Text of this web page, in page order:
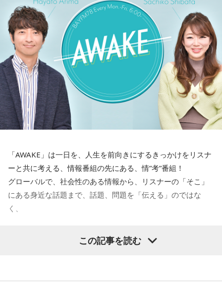
という政策を支持しますというのが総論なわけです。となれ
ば、その高市政権の経済政策を推進するように、日銀も適切
な金融政策をやってくださいと言ってるわけですから、ベッ
セントさんの発言というのは、日本の政府の日銀に対する発
言と同じなわけです。強い経済成長と物価の安定の両立を目
指して適切に金融政策をやってください、政府の日本経済再
興の経済政策の推進に一体となって取り組んでくださいとい
う同じ意味ですので、どんどん利上げしろというわけではな
いですね」
＜8月12日(水)のTOPICS＞
開催間近！今年25周年＆3日間開催〜サマソニの見どころを
チェックする 「サマーソニック・ガイド2026」。
水曜はTokyo Day-2（8月15日（土））のラインナップに注
目！
＜8月13日(木)のTOPICS＞
チェックする 「サマーソニック・ガイド2026」。
木曜はTokyo Day-3（8月16日（日））のラインナップに注
目！
「AWAKE」は一日を、人生を前向きにするきっかけをリスナ
ーと共に考える、情報番組の先にある、情”考”番組！
グローバルで、社会性のある情報から、リスナーの「そこ」
にある身近な話題まで、話題、問題を「伝える」のではな
く、
この記事を読む